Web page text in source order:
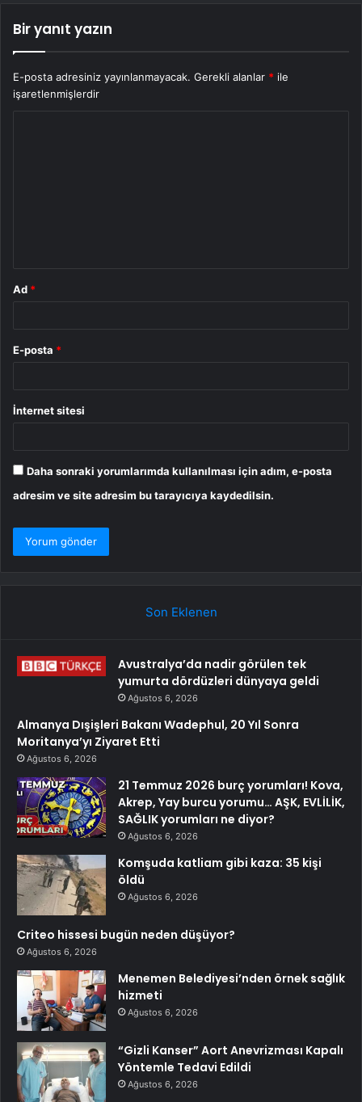
Bir yanıt yazın
E-posta adresiniz yayınlanmayacak. Gerekli alanlar * ile
işaretlenmişlerdir
Ad *
E-posta *
İnternet sitesi
Daha sonraki yorumlarımda kullanılması için adım, e-posta
adresim ve site adresim bu tarayıcıya kaydedilsin.
Son Eklenen
Avustralya’da nadir görülen tek
yumurta dördüzleri dünyaya geldi
Ağustos 6, 2026
Almanya Dışişleri Bakanı Wadephul, 20 Yıl Sonra
Moritanya’yı Ziyaret Etti
Ağustos 6, 2026
21 Temmuz 2026 burç yorumları! Kova,
Akrep, Yay burcu yorumu… AŞK, EVLİLİK,
SAĞLIK yorumları ne diyor?
Ağustos 6, 2026
Komşuda katliam gibi kaza: 35 kişi
öldü
Ağustos 6, 2026
Criteo hissesi bugün neden düşüyor?
Ağustos 6, 2026
Menemen Belediyesi’nden örnek sağlık
hizmeti
Ağustos 6, 2026
“Gizli Kanser” Aort Anevrizması Kapalı
Yöntemle Tedavi Edildi
Ağustos 6, 2026